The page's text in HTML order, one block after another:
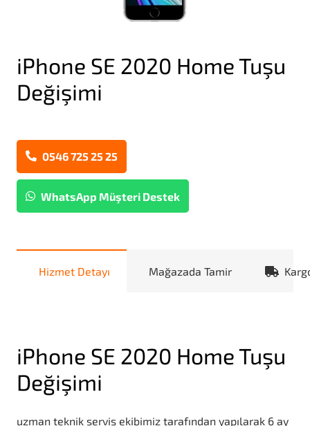
iPhone SE 2020 Home Tuşu
Değişimi
0546 725 25 25
WhatsApp Müşteri Destek
Hizmet Detayı Mağazada Tamir
iPhone SE 2020 Home Tuşu
Değişimi
uzman teknik servis ekibimiz tarafından yapılarak 6 ay